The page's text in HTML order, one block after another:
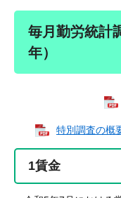
毎月勤労統計
年）
特別調査の概
1賃金